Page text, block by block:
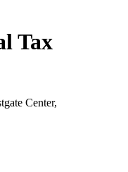
Tax
Center,